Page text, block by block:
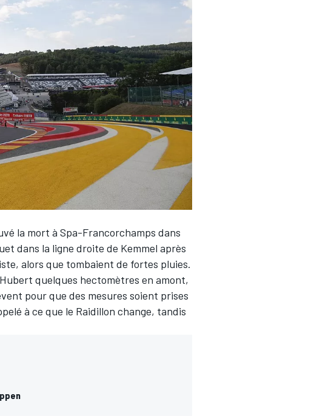
la mort à Spa-Francorchamps dans
dans la ligne droite de Kemmel après
alors que tombaient de fortes pluies.
quelques hectomètres en amont,
pour que des mesures soient prises
à ce que le Raidillon change, tandis